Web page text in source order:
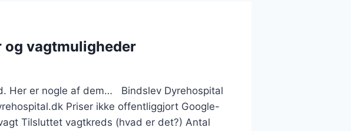
og vagtmuligheder
Her er nogle af dem… Bindslev Dyrehospital
Priser ikke offentliggjort Google-
Tilsluttet vagtkreds (hvad er det?) Antal